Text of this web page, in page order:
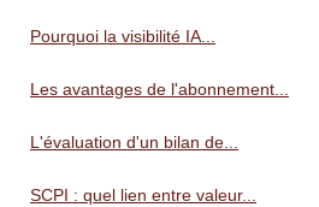
Pourquoi la visibilité IA...
Les avantages de l'abonnement...
L'évaluation d'un bilan de...
SCPI : quel lien entre valeur...